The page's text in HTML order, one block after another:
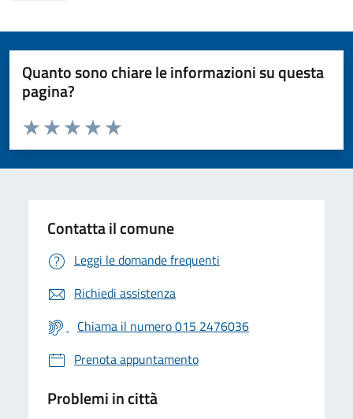
Quanto sono chiare le informazioni su questa
pagina?
Valuta da 1 a 5 stelle la pagina
Valuta 5 stelle su 5
Valuta 4 stelle su 5
Valuta 3 stelle su 5
Valuta 2 stelle su 5
Valuta 1 stelle su 5
Contatta il comune
Leggi le domande frequenti
Richiedi assistenza
Chiama il numero 015 2476036
Prenota appuntamento
Problemi in città